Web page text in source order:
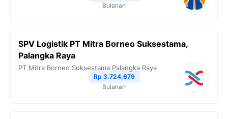
Bulanan
SPV Logistik PT Mitra Borneo Suksestama,
Palangka Raya
PT Mitra Borneo Suksestama Palangka Raya
Rp 3.724.679
Bulanan